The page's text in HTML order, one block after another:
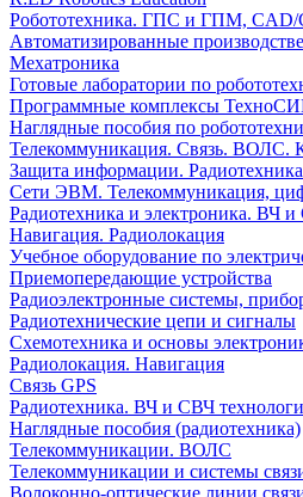
Робототехника. ГПС и ГПМ, CAD/
Автоматизированные
Мехатроника
Готовые лаборатории по
Программные комплексы
Наглядные пособия по
Телекоммуникация. Связь. ВОЛС.
Защита информации.
Сети ЭВМ. Телекоммуникация,
Радиотехника и электроника. ВЧ
Навигация. Радиолокация
Учебное оборудование по
Приемопередающие устройства
Радиоэлектронные системы,
Радиотехнические цепи и сигналы
Схемотехника и основы
Радиолокация. Навигация
Связь GPS
Радиотехника. ВЧ и СВЧ
Наглядные пособия (радиотехника)
Телекоммуникации. ВОЛС
Телекоммуникации и системы
Волоконно-оптические линии